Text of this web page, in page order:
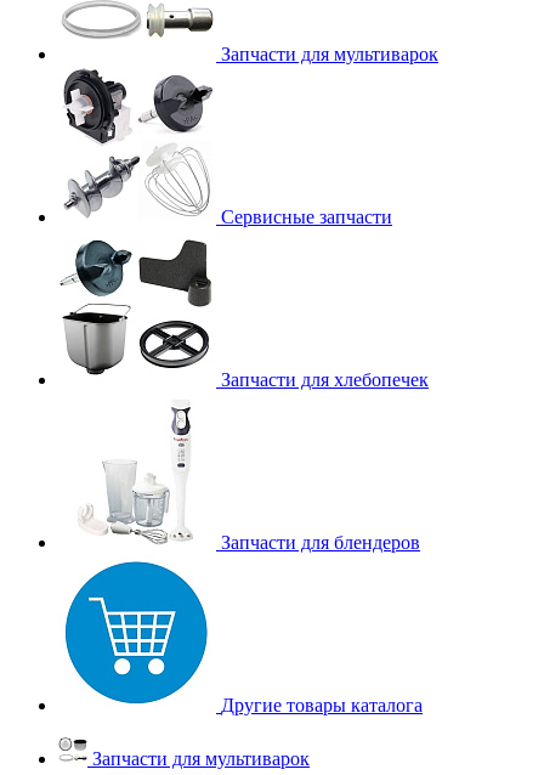
Запчасти для мультиварок
Сервисные запчасти
Запчасти для хлебопечек
Запчасти для блендеров
Другие товары каталога
Запчасти для мультиварок